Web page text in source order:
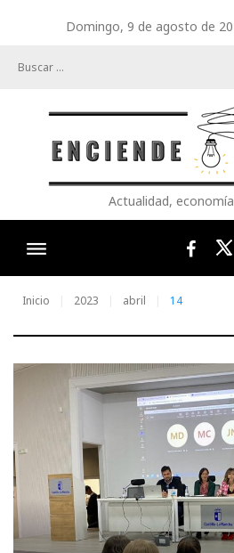
Domingo, 9 de agosto de
Actualidad,
Inicio 2023 abril 14
Día:
abril
de
2023